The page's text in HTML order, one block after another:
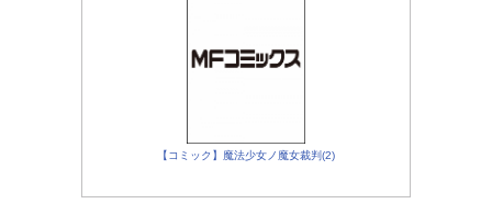
【コミック】魔法少女ノ魔女裁判(2)